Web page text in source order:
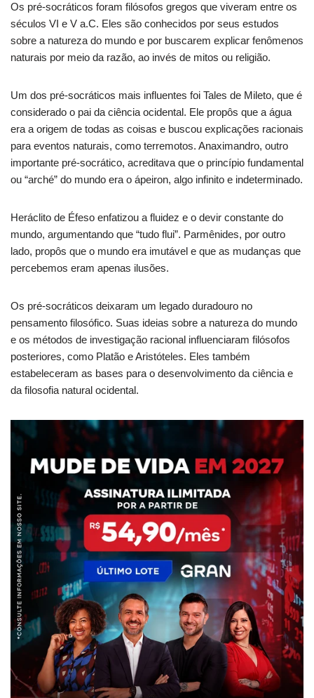
Os pré-socráticos foram filósofos gregos que viveram entre os
séculos VI e V a.C. Eles são conhecidos por seus estudos
sobre a natureza do mundo e por buscarem explicar fenômenos
naturais por meio da razão, ao invés de mitos ou religião.
Um dos pré-socráticos mais influentes foi Tales de Mileto, que é
considerado o pai da ciência ocidental. Ele propôs que a água
era a origem de todas as coisas e buscou explicações racionais
para eventos naturais, como terremotos. Anaximandro, outro
importante pré-socrático, acreditava que o princípio fundamental
ou “arché” do mundo era o ápeiron, algo infinito e indeterminado.
Heráclito de Éfeso enfatizou a fluidez e o devir constante do
mundo, argumentando que “tudo flui”. Parmênides, por outro
lado, propôs que o mundo era imutável e que as mudanças que
percebemos eram apenas ilusões.
Os pré-socráticos deixaram um legado duradouro no
pensamento filosófico. Suas ideias sobre a natureza do mundo
e os métodos de investigação racional influenciaram filósofos
posteriores, como Platão e Aristóteles. Eles também
estabeleceram as bases para o desenvolvimento da ciência e
da filosofia natural ocidental.